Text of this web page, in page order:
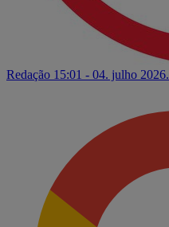
Redação 15:01 - 04. julho 2026.